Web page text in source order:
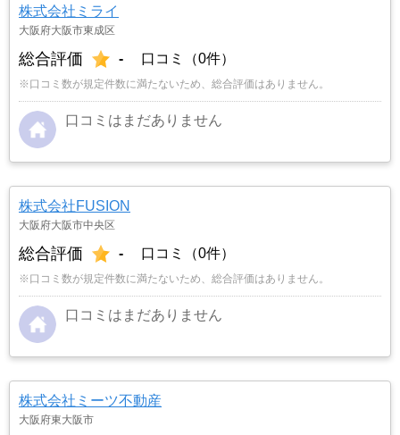
株式会社ミライ
大阪府大阪市東成区
総合評価 - 口コミ（0件）
※口コミ数が規定件数に満たないため、総合評価はありません。
口コミはまだありません
株式会社FUSION
大阪府大阪市中央区
総合評価 - 口コミ（0件）
※口コミ数が規定件数に満たないため、総合評価はありません。
口コミはまだありません
株式会社ミーツ不動産
大阪府東大阪市